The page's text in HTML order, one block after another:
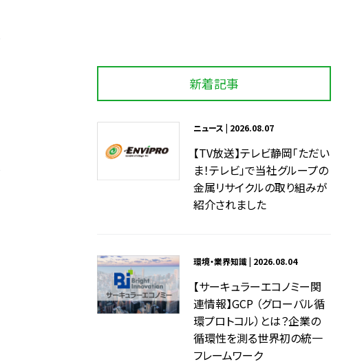
新着記事
ニュース | 2026.08.07
【TV放送】テレビ静岡「ただい
ま！テレビ」で当社グループの
金属リサイクルの取り組みが
紹介されました
環境・業界知識 | 2026.08.04
【サーキュラーエコノミー関
連情報】GCP （グローバル循
環プロトコル）とは？企業の
循環性を測る世界初の統一
フレームワーク